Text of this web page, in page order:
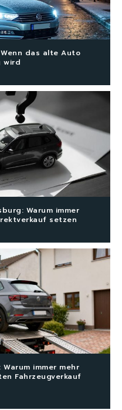
das alte Auto
wird
Warum immer
setzen
immer mehr
Fahrzeugverkauf